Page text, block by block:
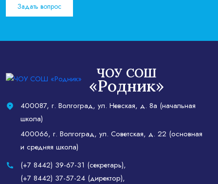
Задать вопрос
ЧОУ СОШ
«Родник»
400087, г. Волгоград, ул. Невская, д. 8а (начальная
школа)
400066, г. Волгоград, ул. Советская, д. 22 (основная
и средняя школа)
(+7 8442) 39-67-31 (секретарь),
(+7 8442) 37-57-24 (директор),